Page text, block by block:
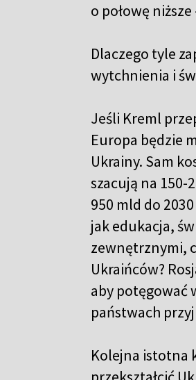
o połowę
Dlaczego tyle
wytchnienia i
Jeśli Kreml
Europa będzie
Ukrainy. Sam
szacują na 150-
950 mld do
jak edukacja,
zewnętrznymi,
Ukraińców?
aby potęgować
państwach
Kolejna istotna